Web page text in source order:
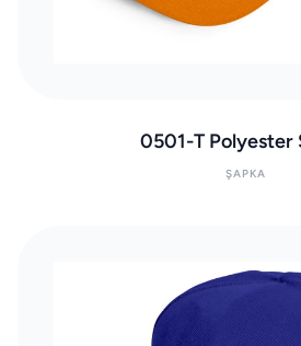
0501-T Polyester
ŞAPKA